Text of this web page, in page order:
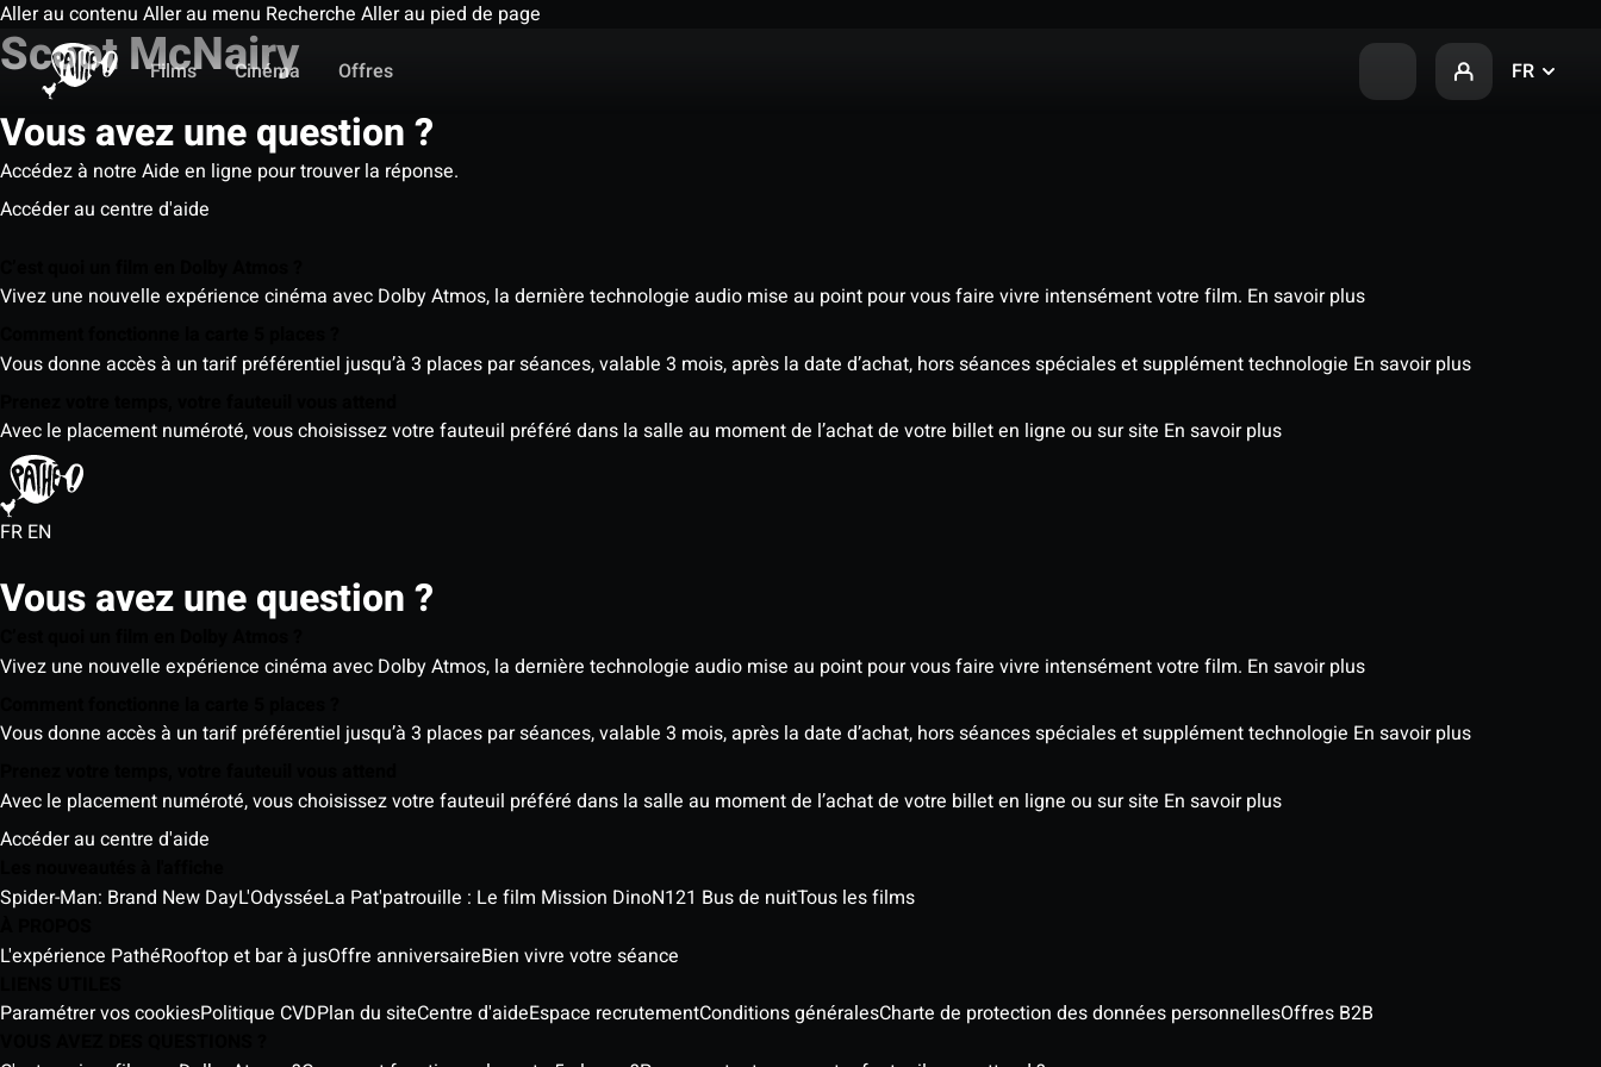
Aller au contenu Aller au menu Recherche Aller au pied de page
Films
Cinéma Offres FR
Scoot McNairy
Vous avez une question ?
Accédez à notre Aide en ligne pour trouver la réponse.
Accéder au centre d'aide
Vivez une nouvelle expérience cinéma avec Dolby Atmos, la dernière technologie audio mise au point pour vous faire vivre intensément votre film. En savoir plus
Vous donne accès à un tarif préférentiel jusqu’à 3 places par séances, valable 3 mois, après la date d’achat, hors séances spéciales et supplément technologie En savoir plus
Avec le placement numéroté, vous choisissez votre fauteuil préféré dans la salle au moment de l’achat de votre billet en ligne ou sur site En savoir plus
FR EN
Vous avez une question ?
Vivez une nouvelle expérience cinéma avec Dolby Atmos, la dernière technologie audio mise au point pour vous faire vivre intensément votre film. En savoir plus
Vous donne accès à un tarif préférentiel jusqu’à 3 places par séances, valable 3 mois, après la date d’achat, hors séances spéciales et supplément technologie En savoir plus
Avec le placement numéroté, vous choisissez votre fauteuil préféré dans la salle au moment de l’achat de votre billet en ligne ou sur site En savoir plus
Accéder au centre d'aide
Spider-Man: Brand New DayL'OdysséeLa Pat'patrouille : Le film Mission DinoN121 Bus de nuitTous les films
L'expérience PathéRooftop et bar à jusOffre anniversaireBien vivre votre séance
Paramétrer vos cookiesPolitique CVDPlan du siteCentre d'aideEspace recrutementConditions généralesCharte de protection des données personnellesOffres B2B